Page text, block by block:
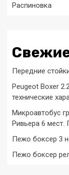
Распиновка
Передние
Peugeot Boxer
технические
Микроавтобус
Ривьера 6 мест.
Пежо боксер 3
Пежо боксер